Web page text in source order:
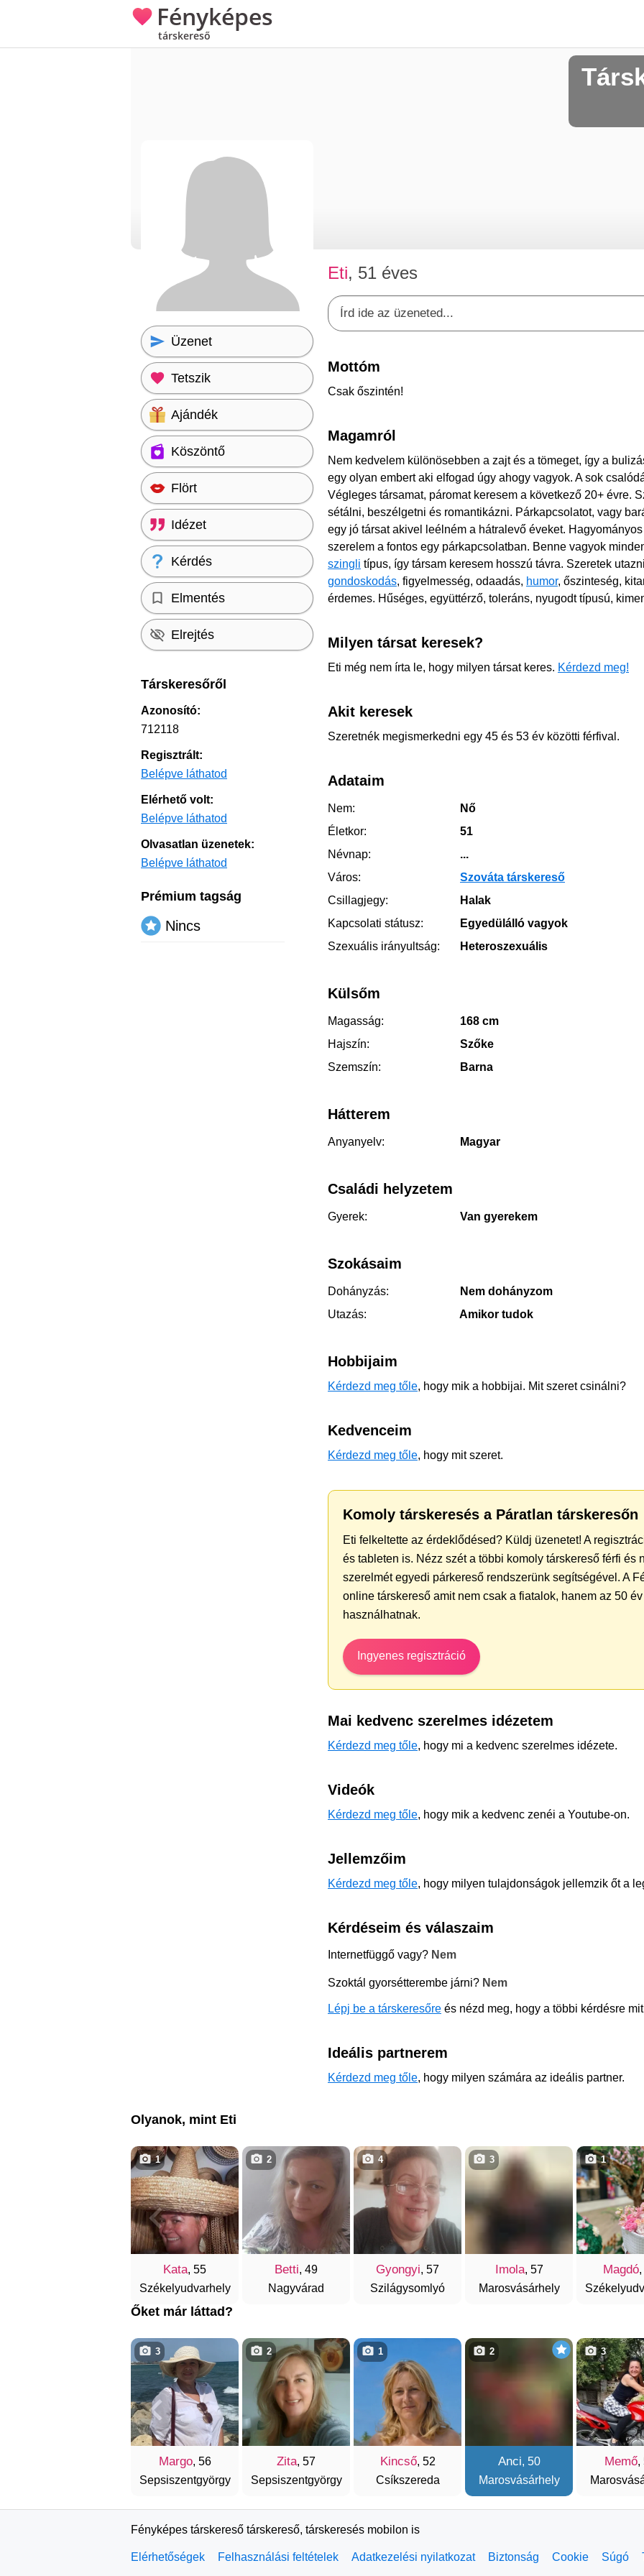
Fényképes
társkereső
Eti, 51 éves
Mottóm
Csak őszintén!
Magamról
Nem kedvelem különösebben a zajt és a tömeget, így a
egy olyan embert aki elfogad úgy ahogy vagyok. A sok
Végleges társamat, páromat keresem a következő 20+ évre.
sétálni, beszélgetni és romantikázni. Párkapcsolatot, vagy
egy jó társat akivel leélném a hátralevő éveket.
szerelem a fontos egy párkapcsolatban. Benne vagyok
szingli típus, így társam keresem hosszú távra. Szeretek
gondoskodás, figyelmesség, odaadás, humor, őszinteség,
érdemes. Hűséges, együttérző, toleráns, nyugodt típusú,
Milyen társat keresek?
Eti még nem írta le, hogy milyen társat keres. Kérdezd meg!
Akit keresek
Szeretnék megismerkedni egy 45 és 53 év közötti férfival.
Adataim
Nem:
Nő
Életkor:
51
Névnap:
...
Város:
Szováta társkereső
Csillagjegy:
Halak
Kapcsolati státusz:
Egyedülálló vagyok
Szexuális irányultság:
Heteroszexuális
Külsőm
Magasság:
168 cm
Hajszín:
Szőke
Szemszín:
Barna
Hátterem
Anyanyelv: Magyar
Családi helyzetem
Gyerek: Van gyerekem
Szokásaim
Dohányzás:
Nem dohányzom
Utazás:
Amikor tudok
Hobbijaim
Kérdezd meg tőle, hogy mik a hobbijai. Mit szeret csinálni?
Kedvenceim
Kérdezd meg tőle, hogy mit szeret.
Komoly társkeresés a Páratlan társkeresőn
Eti felkeltette az érdeklődésed? Küldj üzenetet! A
és tableten is. Nézz szét a többi komoly társkereső férfi és
szerelmét egyedi párkereső rendszerünk segítségével. A
online társkereső amit nem csak a fiatalok, hanem az 50
használhatnak.
Ingyenes regisztráció
Mai kedvenc szerelmes idézetem
Kérdezd meg tőle, hogy mi a kedvenc szerelmes idézete.
Videók
Kérdezd meg tőle, hogy mik a kedvenc zenéi a Youtube-on.
Jellemzőim
Kérdezd meg tőle, hogy milyen tulajdonságok jellemzik őt a
Kérdéseim és válaszaim
Internetfüggő vagy? Nem
Szoktál gyorsétterembe járni? Nem
Lépj be a társkeresőre és nézd meg, hogy a többi kérdésre
Ideális partnerem
Kérdezd meg tőle, hogy milyen számára az ideális partner.
Üzenet
Tetszik
Ajándék
Köszöntő
Flört
Idézet
Kérdés
Elmentés
Elrejtés
Társkeresőről
Azonosító:
712118
Regisztrált:
Belépve láthatod
Elérhető volt:
Belépve láthatod
Olvasatlan üzenetek:
Belépve láthatod
Prémium tagság
Nincs
Olyanok, mint Eti
Kata, 55
Székelyudvarhely
1
Betti, 49
Nagyvárad
2
Gyongyi, 57
Szilágysomlyó
4
Imola, 57
Marosvásárhely
3
Magdó
1
Őket már láttad?
Margo, 56
Sepsiszentgyörgy
3
Zita, 57
Sepsiszentgyörgy
2
Kincső, 52
Csíkszereda
1
Anci, 50
Marosvásárhely
2
Memő,
3
Fényképes társkereső társkereső, társkeresés mobilon is
Elérhetőségek Felhasználási feltételek Adatkezelési nyilatkozat Biztonság Cookie Súgó